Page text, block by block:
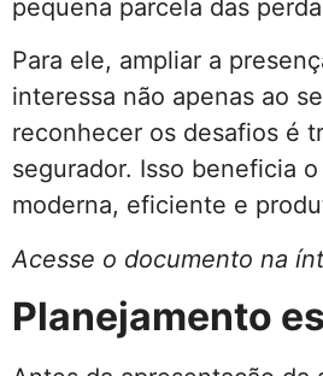
pequena parcela das
Para ele, ampliar a
interessa não apenas ao
reconhecer os desafios é
segurador. Isso beneficia
moderna, eficiente e
Acesse o documento na
Planejamento